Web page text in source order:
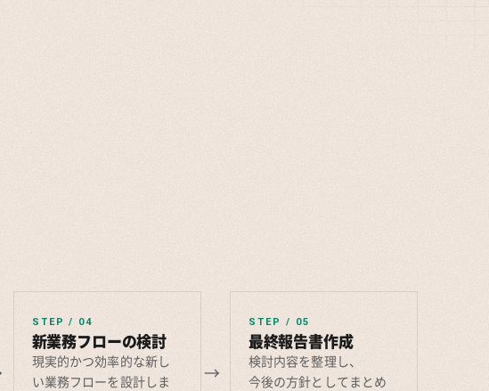
STEP / 04
新業務フローの検討
現実的かつ効率的な新し
い業務フローを設計しま
STEP / 05
最終報告書作成
検討内容を整理し、
今後の方針としてまとめ